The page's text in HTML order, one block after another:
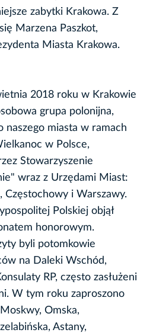
zabytki Krakowa. Z
Marzena Paszkot,
Miasta Krakowa.
2018 roku w Krakowie
grupa polonijna,
naszego miasta w ramach
w Polsce,
Stowarzyszenie
wraz z Urzędami Miast:
Częstochowy i Warszawy.
Polskiej objął
honorowym.
byli potomkowie
na Daleki Wschód,
RP, często zasłużeni
W tym roku zaproszono
Omska,
Astany,